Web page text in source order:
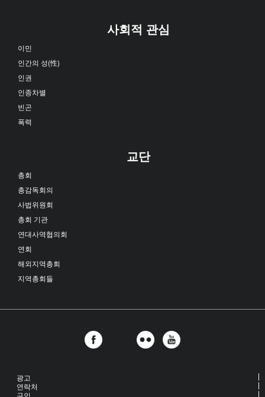
사회적 관심
이민
인간의 성(性)
인권
인종차별
빈곤
폭력
교단
총회
총감독회의
사법위원회
총회 기관
연대사역협의회
연회
해외지역총회
지역총회들
광고
연락처
구인